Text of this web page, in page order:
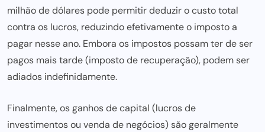
milhão de dólares pode permitir deduzir o custo total
contra os lucros, reduzindo efetivamente o imposto a
pagar nesse ano. Embora os impostos possam ter de ser
pagos mais tarde (imposto de recuperação), podem ser
adiados indefinidamente.
Finalmente, os ganhos de capital (lucros de
investimentos ou venda de negócios) são geralmente